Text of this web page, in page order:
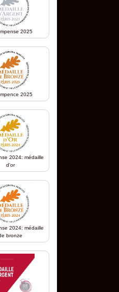
2025
2025
2024: médaille
d'or
2024: médaille
bronze